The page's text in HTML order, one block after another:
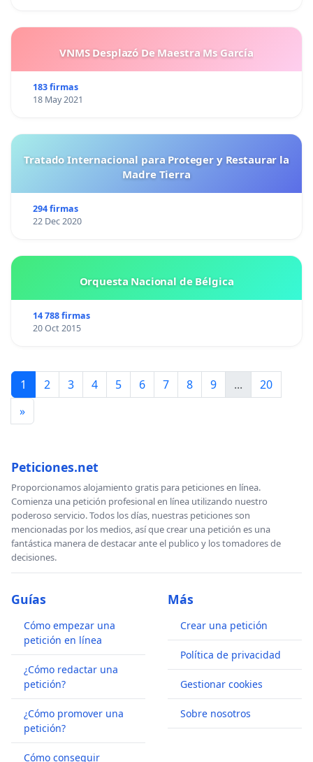
VNMS Desplazó De Maestra Ms García
183 firmas
18 May 2021
Tratado Internacional para Proteger y Restaurar la
Madre Tierra
294 firmas
22 Dec 2020
Orquesta Nacional de Bélgica
14 788 firmas
20 Oct 2015
1 2 3 4 5 6 7 8 9 ...
20
»
Peticiones.net
Proporcionamos alojamiento gratis para peticiones en línea.
Comienza una petición profesional en línea utilizando nuestro
poderoso servicio. Todos los días, nuestras peticiones son
mencionadas por los medios, así que crear una petición es una
fantástica manera de destacar ante el publico y los tomadores de
decisiones.
Guías
Cómo empezar una
petición en línea
¿Cómo redactar una
petición?
¿Cómo promover una
petición?
Cómo conseguir
Más
Crear una petición
Política de privacidad
Gestionar cookies
Sobre nosotros